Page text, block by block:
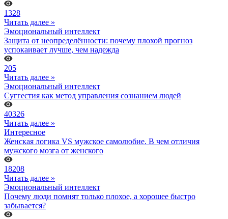
1328
Читать далее »
Эмоциональный интеллект
Защита от неопределённости: почему плохой прогноз
успокаивает лучше, чем надежда
205
Читать далее »
Эмоциональный интеллект
Суггестия как метод управления сознанием людей
40326
Читать далее »
Интересное
Женская логика VS мужское самолюбие. В чем отличия
мужского мозга от женского
18208
Читать далее »
Эмоциональный интеллект
Почему люди помнят только плохое, а хорошее быстро
забывается?